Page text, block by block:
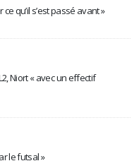
qu’il s’est passé avant »
Niort « avec un effectif
le futsal »